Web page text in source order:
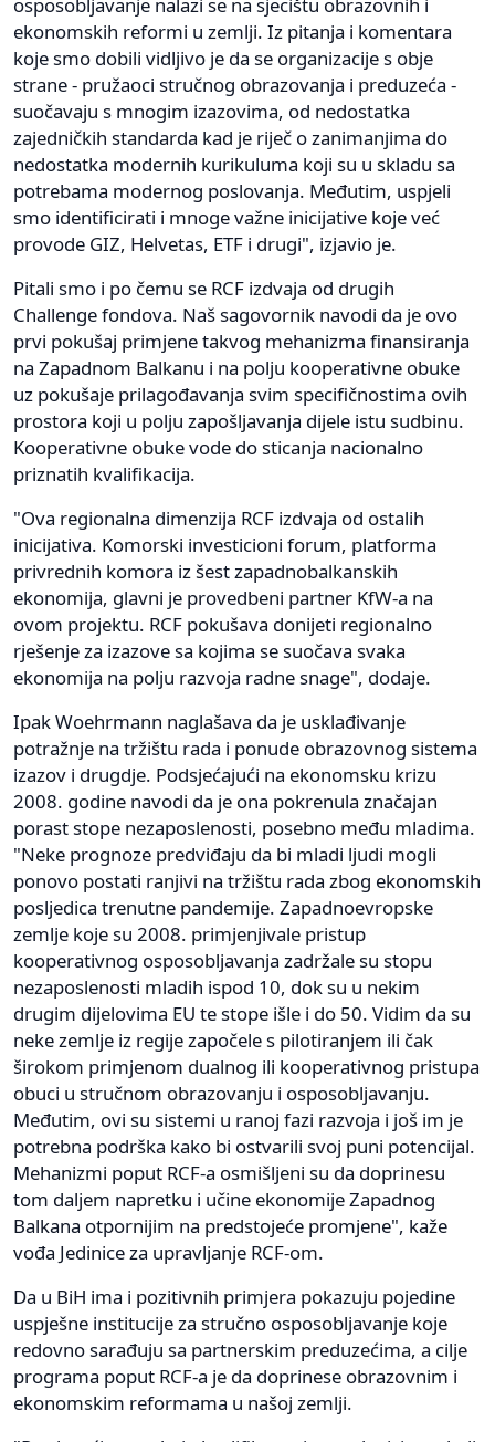
osposobljavanje nalazi se na sjecištu obrazovnih i
ekonomskih reformi u zemlji. Iz pitanja i komentara
koje smo dobili vidljivo je da se organizacije s obje
strane - pružaoci stručnog obrazovanja i preduzeća -
suočavaju s mnogim izazovima, od nedostatka
zajedničkih standarda kad je riječ o zanimanjima do
nedostatka modernih kurikuluma koji su u skladu sa
potrebama modernog poslovanja. Međutim, uspjeli
smo identificirati i mnoge važne inicijative koje već
provode GIZ, Helvetas, ETF i drugi", izjavio je.
Pitali smo i po čemu se RCF izdvaja od drugih
Challenge fondova. Naš sagovornik navodi da je ovo
prvi pokušaj primjene takvog mehanizma finansiranja
na Zapadnom Balkanu i na polju kooperativne obuke
uz pokušaje prilagođavanja svim specifičnostima ovih
prostora koji u polju zapošljavanja dijele istu sudbinu.
Kooperativne obuke vode do sticanja nacionalno
priznatih kvalifikacija.
"Ova regionalna dimenzija RCF izdvaja od ostalih
inicijativa. Komorski investicioni forum, platforma
privrednih komora iz šest zapadnobalkanskih
ekonomija, glavni je provedbeni partner KfW-a na
ovom projektu. RCF pokušava donijeti regionalno
rješenje za izazove sa kojima se suočava svaka
ekonomija na polju razvoja radne snage", dodaje.
Ipak Woehrmann naglašava da je usklađivanje
potražnje na tržištu rada i ponude obrazovnog sistema
izazov i drugdje. Podsjećajući na ekonomsku krizu
2008. godine navodi da je ona pokrenula značajan
porast stope nezaposlenosti, posebno među mladima.
"Neke prognoze predviđaju da bi mladi ljudi mogli
ponovo postati ranjivi na tržištu rada zbog ekonomskih
posljedica trenutne pandemije. Zapadnoevropske
zemlje koje su 2008. primjenjivale pristup
kooperativnog osposobljavanja zadržale su stopu
nezaposlenosti mladih ispod 10, dok su u nekim
drugim dijelovima EU te stope išle i do 50. Vidim da su
neke zemlje iz regije započele s pilotiranjem ili čak
širokom primjenom dualnog ili kooperativnog pristupa
obuci u stručnom obrazovanju i osposobljavanju.
Međutim, ovi su sistemi u ranoj fazi razvoja i još im je
potrebna podrška kako bi ostvarili svoj puni potencijal.
Mehanizmi poput RCF-a osmišljeni su da doprinesu
tom daljem napretku i učine ekonomije Zapadnog
Balkana otpornijim na predstojeće promjene", kaže
vođa Jedinice za upravljanje RCF-om.
Da u BiH ima i pozitivnih primjera pokazuju pojedine
uspješne institucije za stručno osposobljavanje koje
redovno sarađuju sa partnerskim preduzećima, a cilje
programa poput RCF-a je da doprinese obrazovnim i
ekonomskim reformama u našoj zemlji.